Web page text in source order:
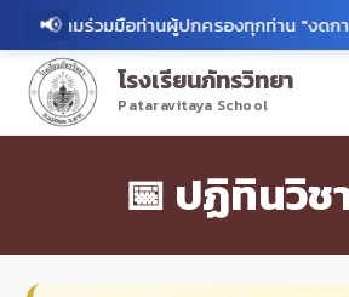
📢
อความร่วมมือท่านผู้ปกครองทุกท่าน "งดกา
โรงเรียนภัทรวิทยา
Pataravitaya School
📅 ปฏิทินวิช